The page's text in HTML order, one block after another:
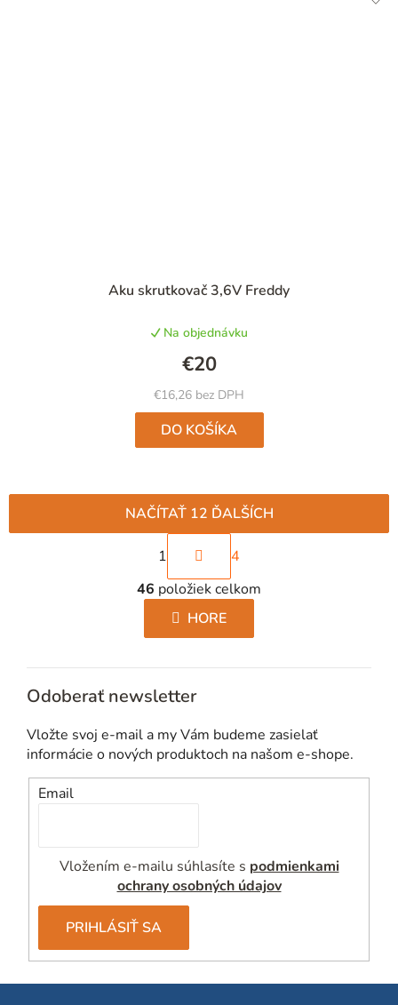
Aku skrutkovač 3,6V Freddy
hodnotenie
je
4,0
z
5
hviezdičiek.
Na objednávku
€16,26 bez DPH
€20
DO KOŠÍKA
O
v
l
á
e
p
v
y
v
ý
s
u
NAČÍTAŤ 12 ĎALŠÍCH
S
t
r
á
n
o
n
i
e
1
4
46 položiek celkom
HORE
Odoberať newsletter
Vložte svoj e-mail a my Vám budeme zasielať
informácie o nových produktoch na našom e-shope.
Email
Vložením e-mailu súhlasíte s podmienkami
ochrany osobných údajov
PRIHLÁSIŤ SA